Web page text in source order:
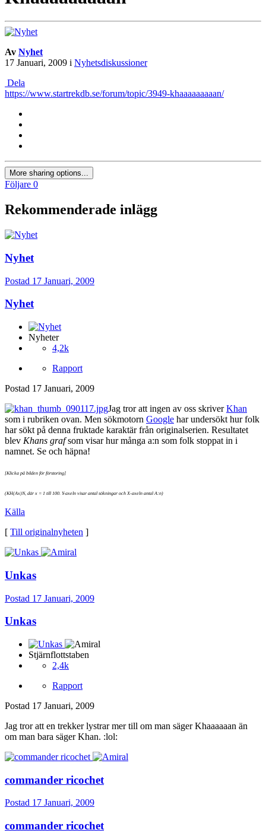
Av Nyhet
17 Januari, 2009 i Nyhetsdiskussioner
Dela
https://www.startrekdb.se/forum/topic/3949-khaaaaaaaaan/
More sharing options...
Följare 0
Rekommenderade inlägg
Nyhet
Postad 17 Januari, 2009
Nyhet
Nyheter
4,2k
Rapport
Postad 17 Januari, 2009
Jag tror att ingen av oss skriverKhan
som i rubriken ovan. Men sökmotorn Google har undersökt hur folk
har sökt på denna fruktade karaktär från originalserien. Resultatet
blev Khans grafsom visar hur många a:n som folk stoppat in i
namnet. Se och häpna!
[Klicka på bilden för förstoring]
(KH(Ax)N, där x = 1 till 100. Y-axeln visar antal sökningar och X-axeln antal A:n)
Källa
[ Till originalnyheten ]
Unkas
Postad 17 Januari, 2009
Unkas
Stjärnflottstaben
2,4k
Rapport
Postad 17 Januari, 2009
Jag tror att en trekker lystrar mer till om man säger Khaaaaaan än
om man bara säger Khan. :lol:
commander ricochet
Postad 17 Januari, 2009
commander ricochet